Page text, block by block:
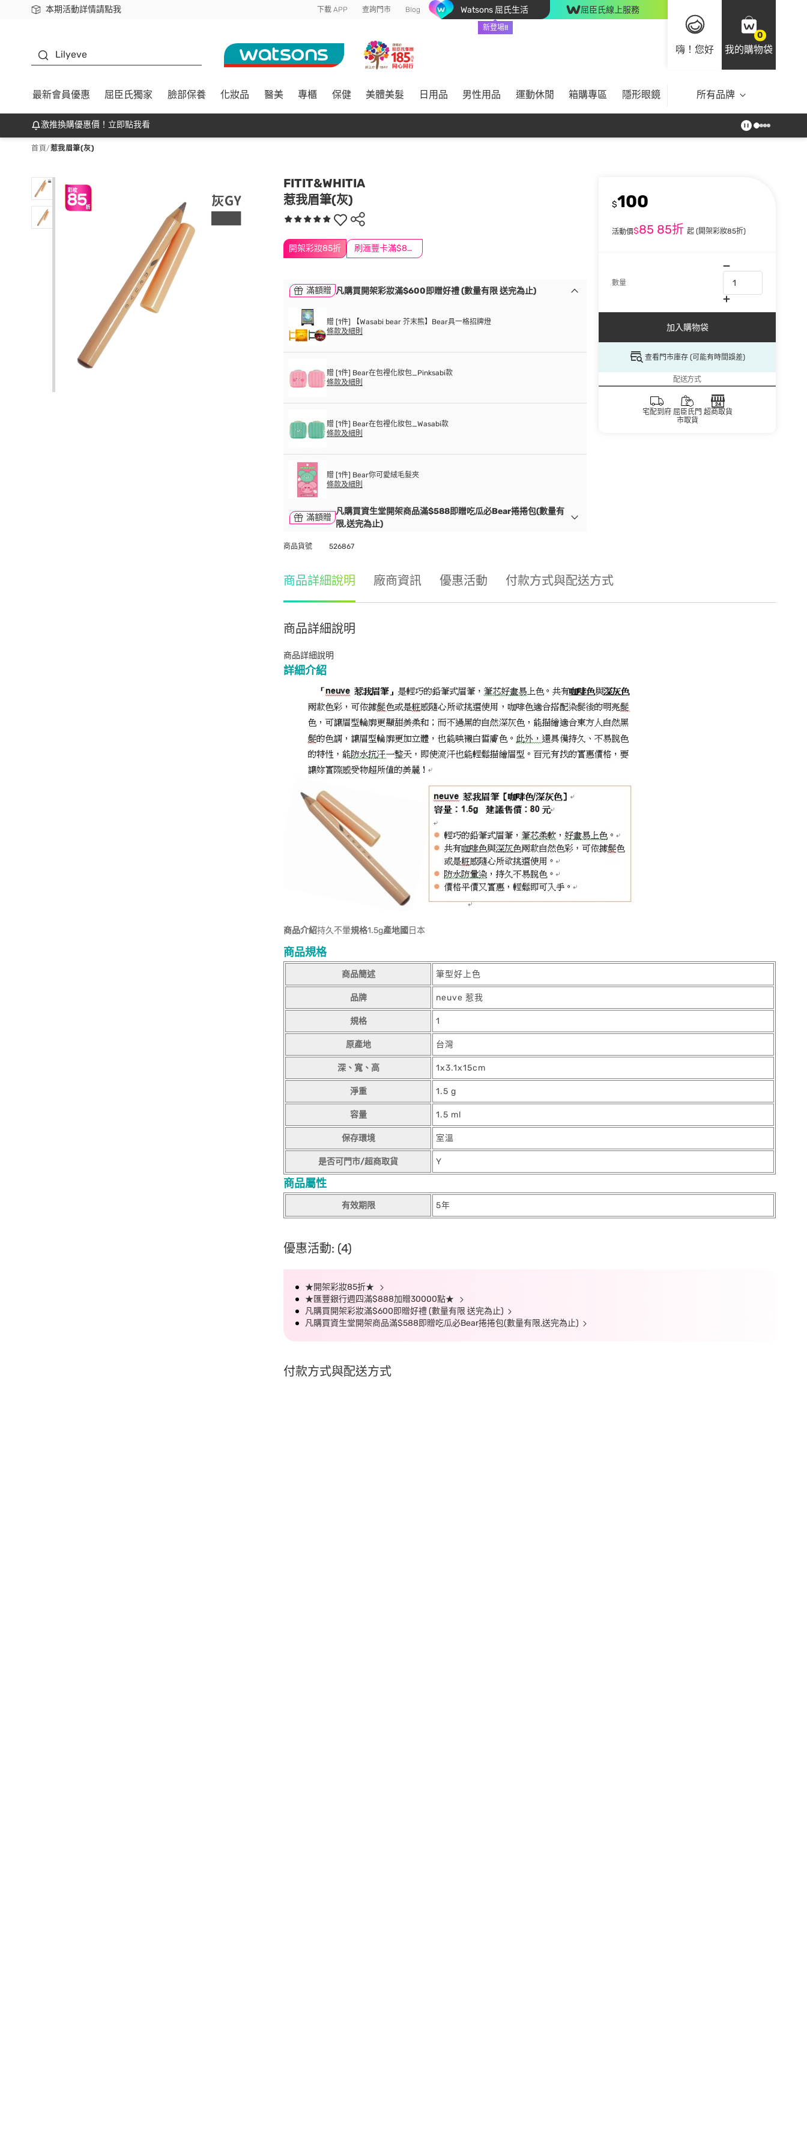
本期活動詳情請點我
下載app最高回饋$350 下載 APP 查詢門市 Blog Watsons 屈氏生活
新登場!!
屈臣氏線上服務
嗨！您好
0
我的購物袋
Lilyeve
最新會員優惠 屈臣氏獨家 臉部保養 化妝品 醫美 專櫃 保健 美體美髮 日用品 男性用品 運動休閒 箱購專區 隱形眼鏡 所有品牌
激推換購優惠價！立即點我看
首頁/惹我眉筆(灰)
FITIT&WHITIA
惹我眉筆(灰)
開架彩妝85折 刷滙豐卡滿$888送3萬點
$100
活動價$85 85折 起 (開架彩妝85折)
數量
加入購物袋
查看門市庫存 (可能有時間誤差)
配送方式
宅配到府 屈臣氏門
市取貨
超商取貨
滿額贈 凡購買開架彩妝滿$600即贈好禮 (數量有限 送完為止)
贈 [1件] 【Wasabi bear 芥末熊】Bear具一格招牌燈
條款及細則
贈 [1件] Bear在包裡化妝包_Pinksabi款
條款及細則
贈 [1件] Bear在包裡化妝包_Wasabi款
條款及細則
贈 [1件] Bear你可愛絨毛髮夾
條款及細則
滿額贈
凡購買資生堂開架商品滿$588即贈吃瓜必Bear捲捲包(數量有
限,送完為止)
商品貨號 526867
商品詳細說明 廠商資訊 優惠活動 付款方式與配送方式
商品詳細說明
商品詳細說明
詳細介紹
商品介紹持久不暈規格1.5g產地國 日本
商品規格
商品簡述 筆型好上色
品牌 neuve 惹我
規格 1
原產地 台灣
深、寬、高 1x3.1x15cm
淨重 1.5 g
容量 1.5 ml
保存環境 室溫
是否可門市/超商取貨 Y
商品屬性
有效期限 5年
優惠活動: (4)
★開架彩妝85折★
★匯豐銀行週四滿$888加贈30000點★
凡購買開架彩妝滿$600即贈好禮 (數量有限 送完為止)
凡購買資生堂開架商品滿$588即贈吃瓜必Bear捲捲包(數量有限,送完為止)
付款方式與配送方式